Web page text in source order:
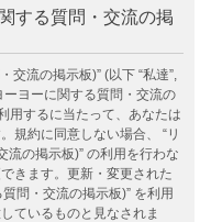
する質問・交流の掲
流の掲示板)” (以下 “私達”,
ーヨーに関する質問・交流の
用するに当たって、あなたは
規約に同意しない場合、 “リ
流の掲示板)” の利用を行わな
きます。更新・変更された
問・交流の掲示板)” を利用
ているものと見なされま